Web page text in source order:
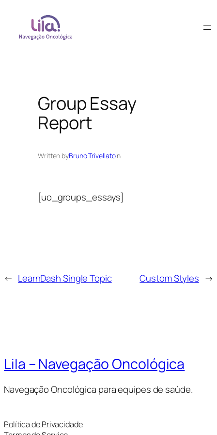
Group Essay
Report
Written byBruno Trivellatoin
[uo_groups_essays]
← LearnDash Single Topic Custom Styles →
Lila – Navegação Oncológica
Navegação Oncológica para equipes de saúde.
Política de Privacidade